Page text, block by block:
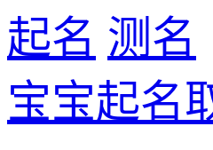
起名 测名
宝宝起名